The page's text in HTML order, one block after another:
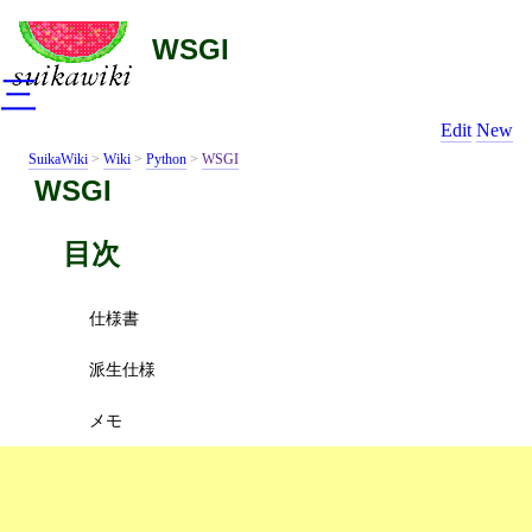
WSGI
Edit New
SuikaWiki > Wiki > Python > WSGI
WSGI
目次
仕様書
派生仕様
メモ
三